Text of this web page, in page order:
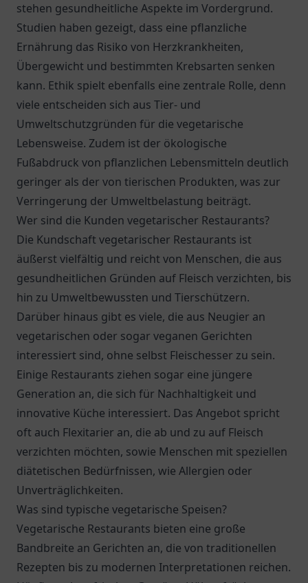
stehen gesundheitliche Aspekte im Vordergrund.
Studien haben gezeigt, dass eine pflanzliche
Ernährung das Risiko von Herzkrankheiten,
Übergewicht und bestimmten Krebsarten senken
kann. Ethik spielt ebenfalls eine zentrale Rolle, denn
viele entscheiden sich aus Tier- und
Umweltschutzgründen für die vegetarische
Lebensweise. Zudem ist der ökologische
Fußabdruck von pflanzlichen Lebensmitteln deutlich
geringer als der von tierischen Produkten, was zur
Verringerung der Umweltbelastung beiträgt.
Wer sind die Kunden vegetarischer Restaurants?
Die Kundschaft vegetarischer Restaurants ist
äußerst vielfältig und reicht von Menschen, die aus
gesundheitlichen Gründen auf Fleisch verzichten, bis
hin zu Umweltbewussten und Tierschützern.
Darüber hinaus gibt es viele, die aus Neugier an
vegetarischen oder sogar veganen Gerichten
interessiert sind, ohne selbst Fleischesser zu sein.
Einige Restaurants ziehen sogar eine jüngere
Generation an, die sich für Nachhaltigkeit und
innovative Küche interessiert. Das Angebot spricht
oft auch Flexitarier an, die ab und zu auf Fleisch
verzichten möchten, sowie Menschen mit speziellen
diätetischen Bedürfnissen, wie Allergien oder
Unverträglichkeiten.
Was sind typische vegetarische Speisen?
Vegetarische Restaurants bieten eine große
Bandbreite an Gerichten an, die von traditionellen
Rezepten bis zu modernen Interpretationen reichen.